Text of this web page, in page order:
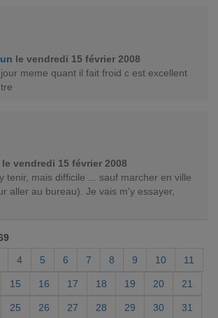
le vendredi 15 février 2008
meme quant il fait froid c est excellent
le vendredi 15 février 2008
tenir, mais difficile ... sauf marcher en ville
aller au bureau). Je vais m'y essayer,
4 5 6 7 8 9 10 11
15 16 17 18 19 20 21
25 26 27 28 29 30 31